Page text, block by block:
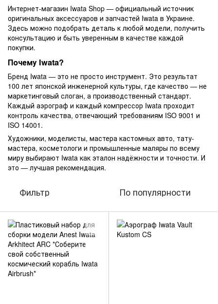
Интернет-магазин Iwata Shop — официальный источник
оригинальных аксессуаров и запчастей Iwata в Украине.
Здесь можно подобрать деталь к любой модели, получить
консультацию и быть уверенным в качестве каждой
покупки.
Почему Iwata?
Бренд Iwata — это не просто инструмент. Это результат
100 лет японской инженерной культуры, где качество — не
маркетинговый слоган, а производственный стандарт.
Каждый аэрограф и каждый компрессор Iwata проходит
контроль качества, отвечающий требованиям ISO 9001 и
ISO 14001.
Художники, моделисты, мастера кастомных авто, тату-
мастера, косметологи и промышленные маляры по всему
миру выбирают Iwata как эталон надёжности и точности. И
это — лучшая рекомендация.
Фильтр По популярности